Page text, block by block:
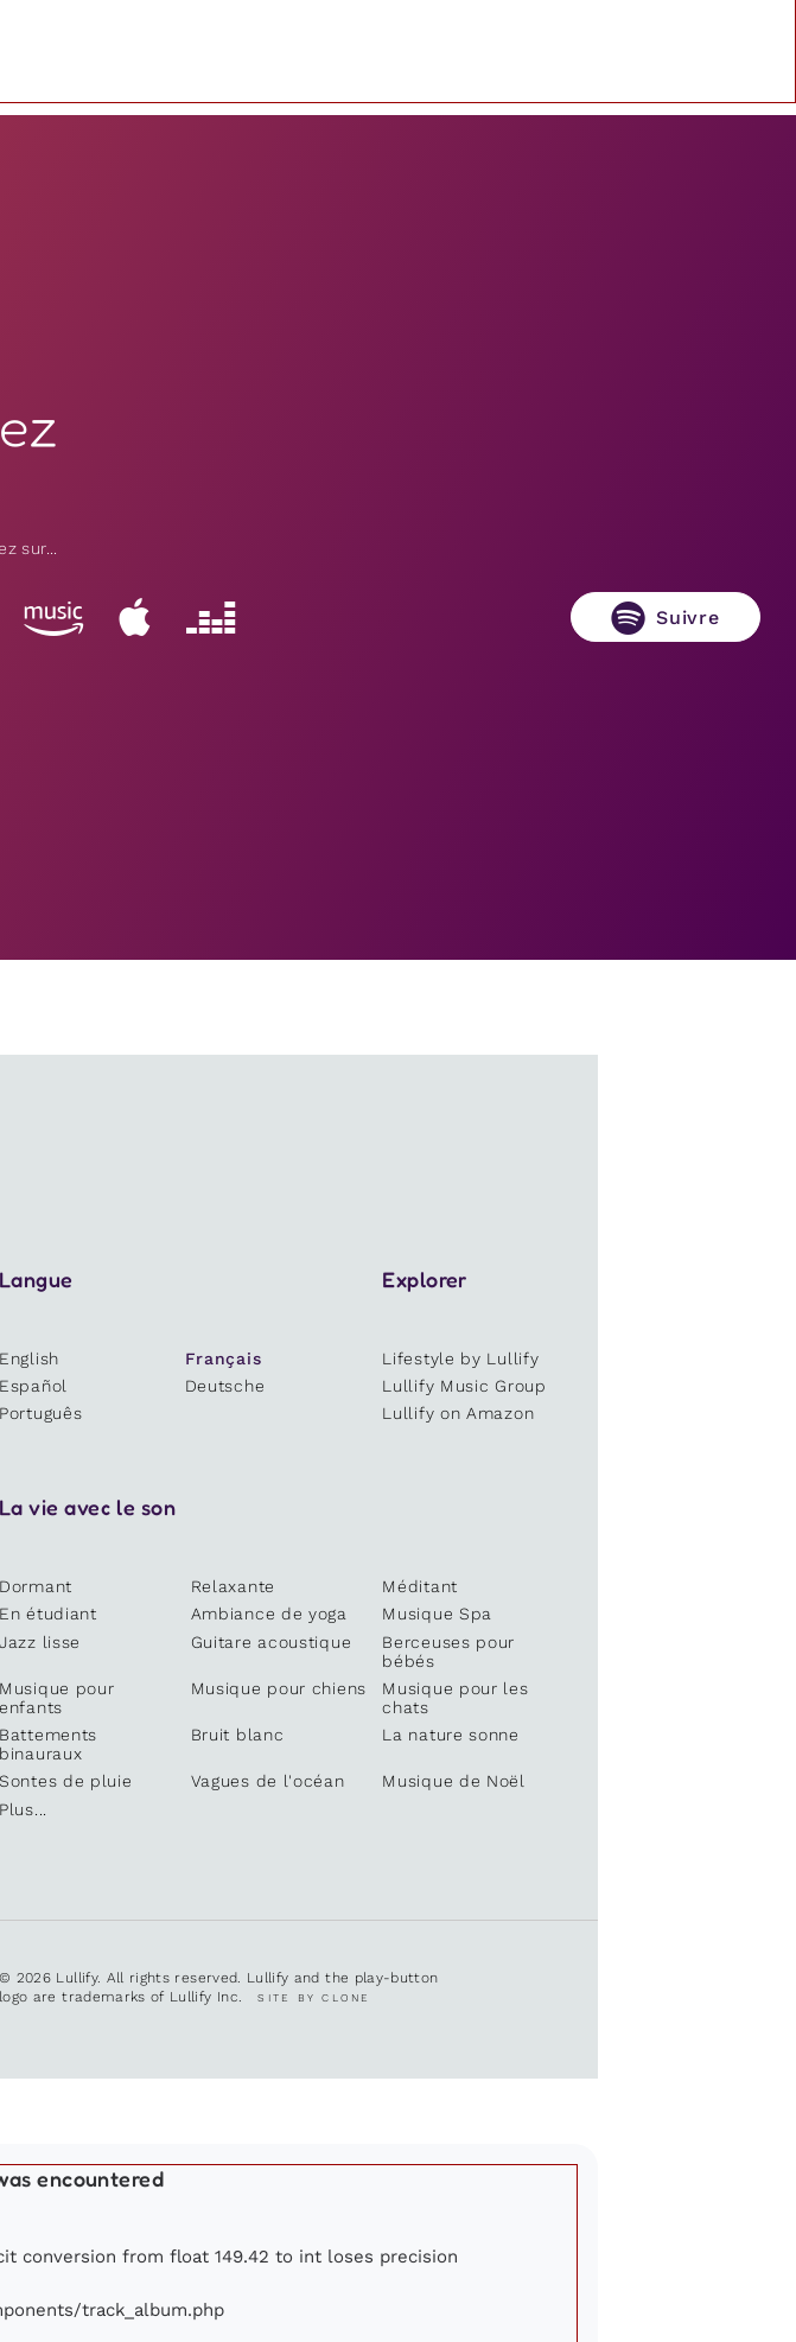
sur...
Suivre
Langue
English
Français
Español
Deutsche
Português
Explorer
Lifestyle by Lullify
Lullify Music Group
Lullify on Amazon
La vie avec le son
Dormant Relaxante
Méditant
En étudiant
Ambiance de yoga
Musique Spa
Jazz lisse
Guitare acoustique
Berceuses pour
bébés
Musique pour
enfants
Musique pour chiens
Musique pour les
chats
Battements
binauraux
Bruit blanc La nature sonne
Sontes de pluie Vagues de l'océan
Musique de Noël
Plus...
© 2026 Lullify. All rights reserved. Lullify and the play-button
logo are trademarks of Lullify Inc.SITE BY CLONE
encountered
conversion from float 149.42 to int loses precision
track_album.php